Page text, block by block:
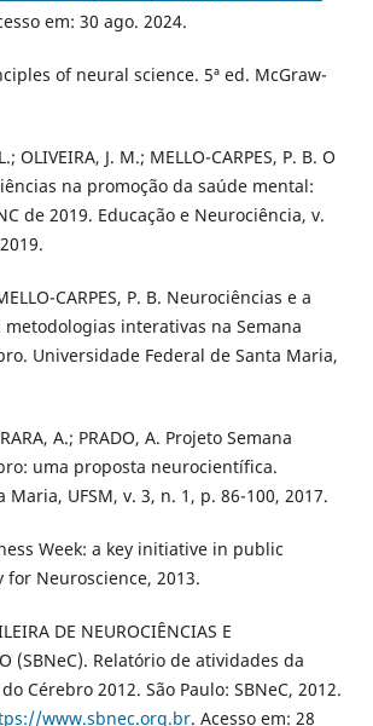
em: 30 ago. 2024.
of neural science. 5ª ed. McGraw-
OLIVEIRA, J. M.; MELLO-CARPES, P. B. O
na promoção da saúde mental:
de 2019. Educação e Neurociência, v.
CARPES, P. B. Neurociências e a
interativas na Semana
Universidade Federal de Santa Maria,
A.; PRADO, A. Projeto Semana
uma proposta neurocientífica.
Maria, UFSM, v. 3, n. 1, p. 86-100, 2017.
Week: a key initiative in public
for Neuroscience, 2013.
DE NEUROCIÊNCIAS E
(SBNeC). Relatório de atividades da
Cérebro 2012. São Paulo: SBNeC, 2012.
www.sbnec.org.br. Acesso em: 28